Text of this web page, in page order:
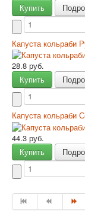
Купить
Капуста кольраби
28.8 руб.
Купить
Капуста кольраби
44.3 руб.
Купить